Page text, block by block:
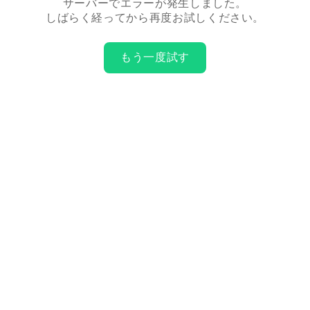
サーバーでエラーが発生しました。
しばらく経ってから再度お試しください。
もう一度試す